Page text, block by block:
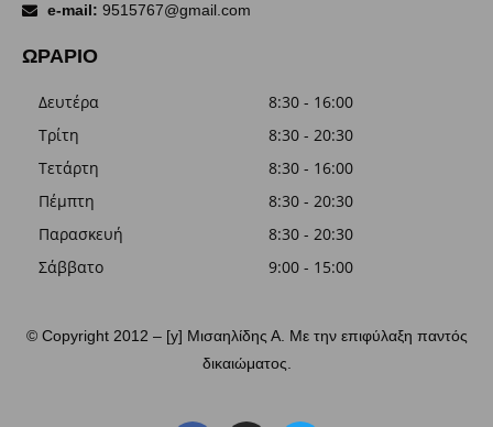
e-mail: 9515767@gmail.com
ΩΡΑΡΙΟ
Δευτέρα
8:30 - 16:00
Τρίτη
8:30 - 20:30
Τετάρτη
8:30 - 16:00
Πέμπτη
8:30 - 20:30
Παρασκευή
8:30 - 20:30
Σάββατο
9:00 - 15:00
© Copyright 2012 – [y] Μισαηλίδης Α. Με την επιφύλαξη παντός
δικαιώματος.